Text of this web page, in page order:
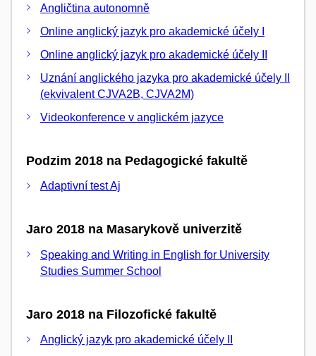
Angličtina autonomně
Online anglický jazyk pro akademické účely I
Online anglický jazyk pro akademické účely II
Uznání anglického jazyka pro akademické účely II
(ekvivalent CJVA2B, CJVA2M)
Videokonference v anglickém jazyce
Podzim 2018 na Pedagogické fakultě
Adaptivní test Aj
Jaro 2018 na Masarykově univerzitě
Speaking and Writing in English for University
Studies Summer School
Jaro 2018 na Filozofické fakultě
Anglický jazyk pro akademické účely II